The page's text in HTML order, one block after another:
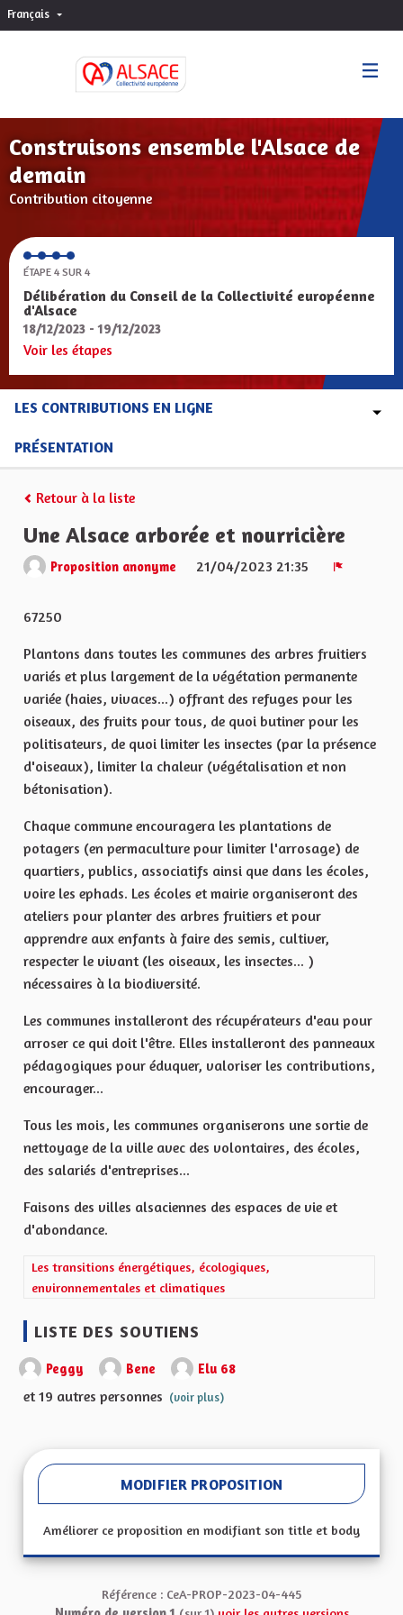
Français Choisir la langue
Construisons ensemble l'Alsace de
demain
Contribution citoyenne
ÉTAPE 4 SUR 4
Délibération du Conseil de la Collectivité européenne
d'Alsace
18/12/2023 - 19/12/2023
Voir les étapes
LES CONTRIBUTIONS EN LIGNE
PRÉSENTATION
Retour à la liste
Une Alsace arborée et nourricière
Proposition anonyme
21/04/2023 21:35
67250
Plantons dans toutes les communes des arbres fruitiers
variés et plus largement de la végétation permanente
variée (haies, vivaces...) offrant des refuges pour les
oiseaux, des fruits pour tous, de quoi butiner pour les
politisateurs, de quoi limiter les insectes (par la présence
d'oiseaux), limiter la chaleur (végétalisation et non
bétonisation).
Chaque commune encouragera les plantations de
potagers (en permaculture pour limiter l'arrosage) de
quartiers, publics, associatifs ainsi que dans les écoles,
voire les ephads. Les écoles et mairie organiseront des
ateliers pour planter des arbres fruitiers et pour
apprendre aux enfants à faire des semis, cultiver,
respecter le vivant (les oiseaux, les insectes... )
nécessaires à la biodiversité.
Les communes installeront des récupérateurs d'eau pour
arroser ce qui doit l'être. Elles installeront des panneaux
pédagogiques pour éduquer, valoriser les contributions,
encourager...
Tous les mois, les communes organiserons une sortie de
nettoyage de la ville avec des volontaires, des écoles,
des salariés d'entreprises...
Faisons des villes alsaciennes des espaces de vie et
d'abondance.
Filtrer les résultats de la catégorie : Les transitions
Les transitions énergétiques, écologiques,
environnementales et climatiques
LISTE DES SOUTIENS
Peggy Bene Elu 68
et 19 autres personnes (voir plus)
MODIFIER PROPOSITION
Améliorer ce proposition en modifiant son title et body
Référence : CeA-PROP-2023-04-445